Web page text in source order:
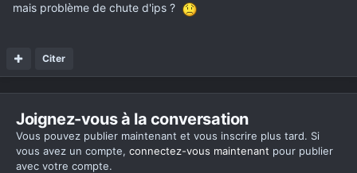
mais problème de chute d'ips ?
Citer
Joignez-vous à la conversation
Vous pouvez publier maintenant et vous inscrire plus tard. Si
vous avez un compte, connectez-vous maintenant pour publier
avec votre compte.